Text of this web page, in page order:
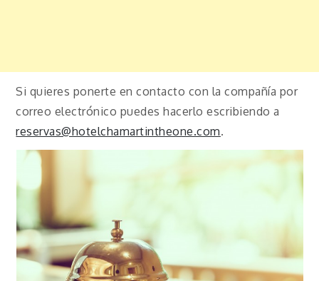
Si quieres ponerte en contacto con la compañía por
correo electrónico puedes hacerlo escribiendo a
reservas@hotelchamartintheone.com.